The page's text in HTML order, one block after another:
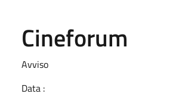
Cineforum
Avviso
Data :